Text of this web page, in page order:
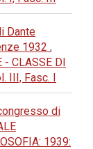
Dante
1932 ,
- CLASSE DI
III, Fasc. I
di
1939: